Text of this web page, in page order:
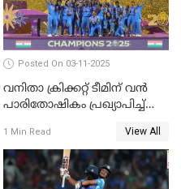
Posted On 03-11-2025
വനിതാ ക്രിക്കറ്റ് ടീമിന് വൻ
പാരിതോഷികം പ്രഖ്യാപിച്ച്
1 Min Read View All